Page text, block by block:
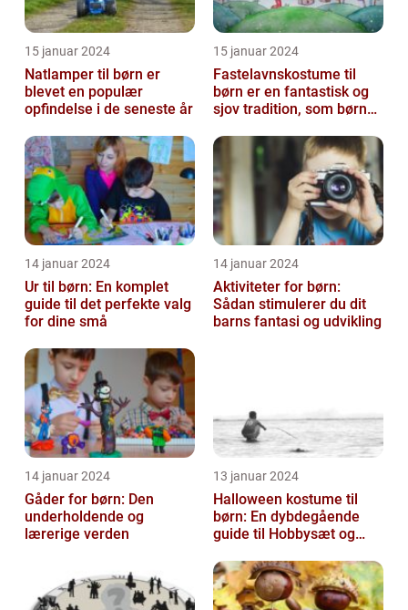
15 januar 2024
Natlamper til børn er
blevet en populær
opfindelse i de seneste år
15 januar 2024
Fastelavnskostume til
børn er en fantastisk og
sjov tradition, som børn
hve...
14 januar 2024
Ur til børn: En komplet
guide til det perfekte valg
for dine små
14 januar 2024
Aktiviteter for børn:
Sådan stimulerer du dit
barns fantasi og udvikling
14 januar 2024
Gåder for børn: Den
underholdende og
lærerige verden
13 januar 2024
Halloween kostume til
børn: En dybdegående
guide til Hobbysæt og